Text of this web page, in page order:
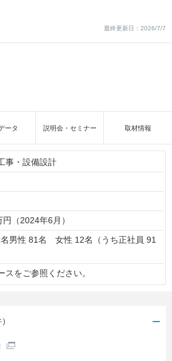
最終更新日：2026/7/7
ータ 説明会・セミナー 取材情報
事・設備設計
（2024年6月）
男性 81名 女性 12名（うち正社員 91
をご参照ください。